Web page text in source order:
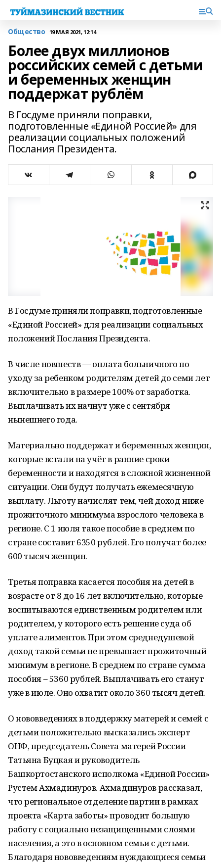
Общество 19 МАЯ 2021, 12:14
Более двух миллионов
российских семей с детьми
и беременных женщин
поддержат рублём
В Госдуме приняли поправки,
подготовленные «Единой Россией» для
реализации социальных положений
Послания Президента.
В Госдуме приняли поправки, подготовленные
«Единой Россией» для реализации социальных
положений Послания Президента.
В числе новшеств — оплата больничного по
уходу за ребенком родителям детей до семи лет
включительно в размере 100% от заработка.
Выплачивать их начнут уже с сентября
нынешнего года.
Материально поддержат и беременных женщин,
которые встали на учёт в ранние сроки
беременности и находятся в сложной жизненной
ситуации. Они будут получать ежемесячную
выплату. Льготу начислят тем, чей доход ниже
прожиточного минимума взрослого человека в
регионе. С 1 июля такое пособие в среднем по
стране составит 6350 рублей. Его получат более
600 тысяч женщин.
Третья поправка касается пособия на детей в
возрасте от 8 до 16 лет включительно, которые
воспитываются единственным родителем или
родителем, у которого есть решение суда об
уплате алиментов. При этом среднедушевой
доход такой семьи не превышает прожиточный
минимум в регионе. В среднем по стране сумма
пособия – 5360 рублей. Выплачивать его станут
уже в июле. Оно охватит около 360 тысяч детей.
О нововведениях в поддержку матерей и семей с
детьми положительно высказались эксперт
ОНФ, председатель Совета матерей России
Татьяна Буцкая и руководитель
Башкортостанского исполкома «Единой России»
Рустем Ахмадинуров. Ахмадинуров рассказал,
что региональное отделение партии в рамках
проекта «Карта заботы» проводит большую
работу с социально незащищенными слоями
населения, а это в основном семьи с детьми.
Благодаря нововведениям нуждающиеся семьи